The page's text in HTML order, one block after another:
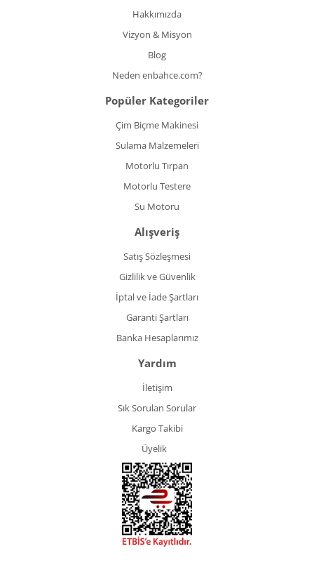
Hakkımızda
Vizyon & Misyon
Blog
Neden enbahce.com?
Popüler Kategoriler
Çim Biçme Makinesi
Sulama Malzemeleri
Motorlu Tırpan
Motorlu Testere
Su Motoru
Alışveriş
Satış Sözleşmesi
Gizlilik ve Güvenlik
İptal ve İade Şartları
Garanti Şartları
Banka Hesaplarımız
Yardım
İletişim
Sık Sorulan Sorular
Kargo Takibi
Üyelik